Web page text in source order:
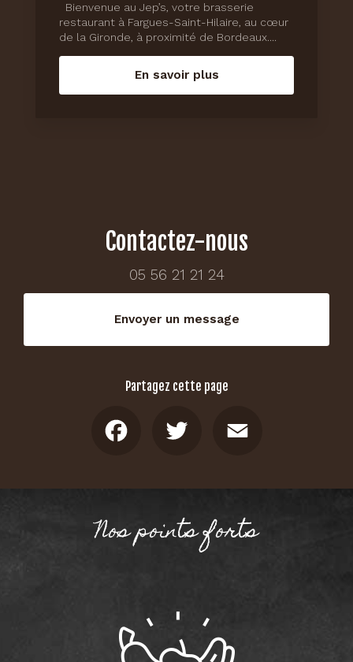
Bienvenue au Jep’s, votre brasserie
restaurant à Fargues-Saint-Hilaire, au cœur
de la Gironde, à proximité de Bordeaux....
En savoir plus
Contactez-nous
05 56 21 21 24
Envoyer un message
Partagez cette page
Nos points forts